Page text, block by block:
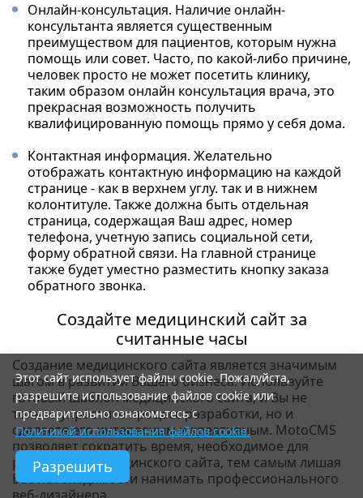
Онлайн-консультация. Наличие онлайн-
консультанта является существенным
преимуществом для пациентов, которым нужна
помощь или совет. Часто, по какой-либо причине,
человек просто не может посетить клинику,
таким образом онлайн консультация врача, это
прекрасная возможность получить
квалифицированную помощь прямо у себя дома.
Контактная информация. Желательно
отображать контактную информацию на каждой
странице - как в верхнем углу. так и в нижнем
колонтитуле. Также должна быть отдельная
страница, содержащая Ваш адрес, номер
телефона, учетную запись социальной сети,
форму обратной связи. На главной странице
также будет уместно разместить кнопку заказа
обратного звонка.
Создайте медицинский сайт за
считанные часы
Создание медицинского сайта является значимым
шагом в развитии Вашего бизнеса. Используйте
готовый шаблон медицинского сайта, и Вы не
только упростите процесс разработки, но и
сделаете его интересным и креативным. MotoCMS
позволяет сократить время, необходимое для
разработки медицинского сайта, тем самым лишая
Вас необходимости нанимать профессионального
Этот сайт использует файлы cookie. Пожалуйста,
разрешите использование файлов cookie или
предварительно ознакомьтесь с
Политикой использования файлов cookie.
Разрешить